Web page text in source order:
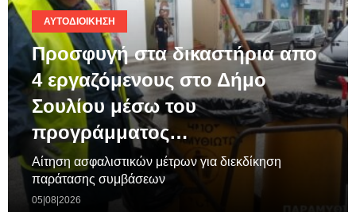
ΑΥΤΟΔΙΟΊΚΗΣΗ
Προσφυγή στα δικαστήρια απο
4 εργαζόμενους στο Δήμο
Σουλίου μέσω του
προγράμματος…
Aίτηση ασφαλιστικών μέτρων για διεκδίκηση
παράτασης συμβάσεων
05|08|2026